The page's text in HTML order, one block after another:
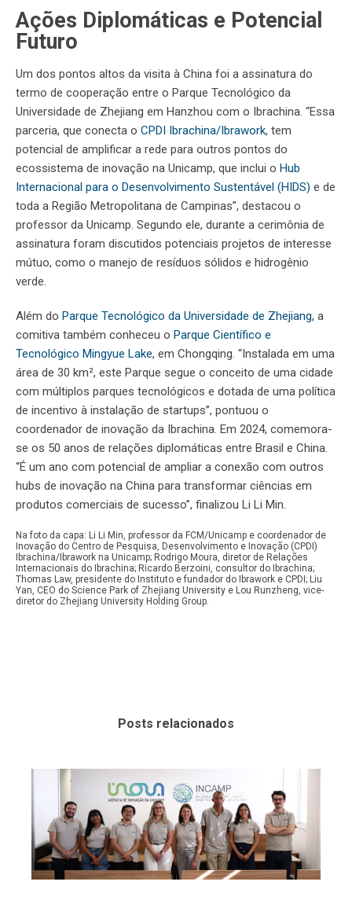
Ações Diplomáticas e Potencial
Futuro
Um dos pontos altos da visita à China foi a assinatura do
termo de cooperação entre o Parque Tecnológico da
Universidade de Zhejiang em Hanzhou com o Ibrachina. “Essa
parceria, que conecta o CPDI Ibrachina/Ibrawork, tem
potencial de amplificar a rede para outros pontos do
ecossistema de inovação na Unicamp, que inclui o Hub
Internacional para o Desenvolvimento Sustentável (HIDS) e de
toda a Região Metropolitana de Campinas”, destacou o
professor da Unicamp. Segundo ele, durante a cerimônia de
assinatura foram discutidos potenciais projetos de interesse
mútuo, como o manejo de resíduos sólidos e hidrogênio
verde.
Além do Parque Tecnológico da Universidade de Zhejiang, a
comitiva também conheceu o Parque Científico e
Tecnológico Mingyue Lake, em Chongqing. “Instalada em uma
área de 30 km², este Parque segue o conceito de uma cidade
com múltiplos parques tecnológicos e dotada de uma política
de incentivo à instalação de startups”, pontuou o
coordenador de inovação da Ibrachina. Em 2024, comemora-
se os 50 anos de relações diplomáticas entre Brasil e China.
“É um ano com potencial de ampliar a conexão com outros
hubs de inovação na China para transformar ciências em
produtos comerciais de sucesso”, finalizou Li Li Min.
Na foto da capa: Li Li Min, professor da FCM/Unicamp e coordenador de
Inovação do Centro de Pesquisa, Desenvolvimento e Inovação (CPDI)
Ibrachina/Ibrawork na Unicamp; Rodrigo Moura, diretor de Relações
Internacionais do Ibrachina; Ricardo Berzoini, consultor do Ibrachina;
Thomas Law, presidente do Instituto e fundador do Ibrawork e CPDI; Liu
Yan, CEO do Science Park of Zhejiang University e Lou Runzheng, vice-
diretor do Zhejiang University Holding Group.
Posts relacionados